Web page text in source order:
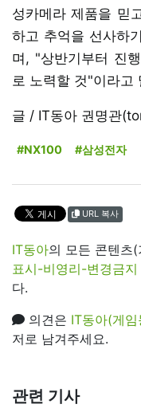
성카메라 제품을 믿
하고 추억을 선사하
며, "상반기부터 진
로 노력할 것"이라고
글 / IT동아 권명관
#NX100 #삼성전자
URL 복사
IT동아의 모든 콘텐츠(
표시-비영리-변경금지
다.
의견은 IT동아(게
저로 남겨주세요.
관련 기사